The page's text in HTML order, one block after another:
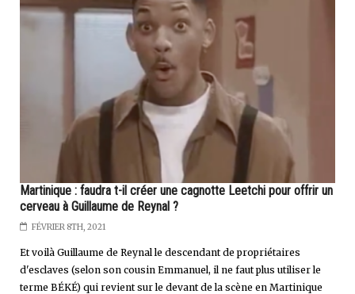
Martinique : faudra t-il créer une cagnotte Leetchi pour offrir un
cerveau à Guillaume de Reynal ?
FÉVRIER 8TH, 2021
Et voilà Guillaume de Reynal le descendant de propriétaires
d'esclaves (selon son cousin Emmanuel, il ne faut plus utiliser le
terme BÉKÉ) qui revient sur le devant de la scène en Martinique